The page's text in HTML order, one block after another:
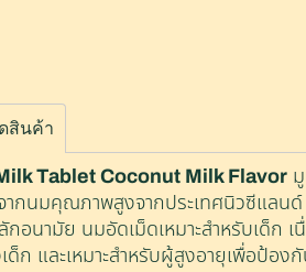
สินค้า
Tablet Coconut Milk Flavor
กนมคุณภาพสูงจากประเทศนิวซีแลน
กอนามัย นมอัดเม็ดเหมาะสำหรับเด็ก
ด็ก และเหมาะสำหรับผู้สูงอายุเพื่อป้อง